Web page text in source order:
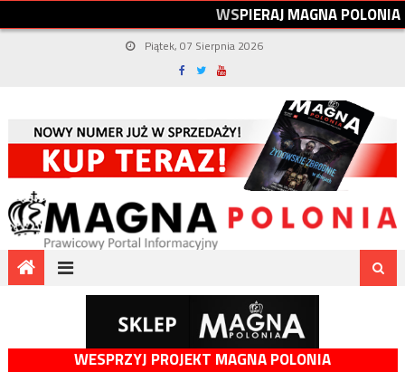
WSPIERAJMAGNAPOLONIA
Piątek, 07 Sierpnia 2026
WESPRZYJ PROJEKT MAGNA POLONIA